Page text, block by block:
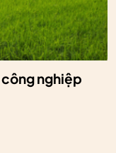
công nghiệp